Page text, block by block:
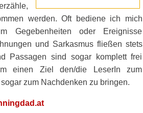
werden. Oft bediene ich mich
Gegebenheiten oder Ereignisse
und Sarkasmus fließen stets
Passagen sind sogar komplett frei
einen Ziel den/die LeserIn zum
zum Nachdenken zu bringen.